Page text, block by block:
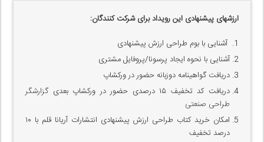
ارزشهای پیشنهادی این رویداد برای شرکت کنندگان:
آشنایی با بوم طراحی ارزش پیشنهادی
آشنایی با نحوه ایجاد پرسونا/پروفایل مشتری
دریافت گواهینامه دوزبانه حضور در ورکشاپ
دریافت کد تخفیف ۱۵ درصدی حضور در ورکشاپ بعدی
گزارشگر
طراحی صنعتی
امکان خرید کتاب طراحی ارزش پیشنهادی انتشارات آریانا قلم با ۱۰
درصد تخفیف